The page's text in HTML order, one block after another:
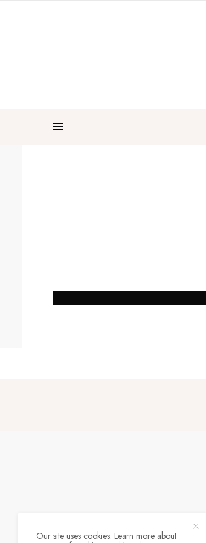
Our site uses cookies. Learn more about